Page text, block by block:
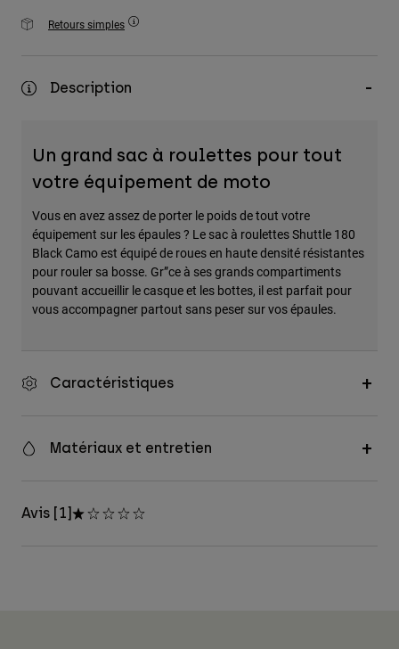
Sacs et sacs à dos
Retours simples
Description
Un grand sac à roulettes pour tout
votre équipement de moto
Vous en avez assez de porter le poids de tout votre
équipement sur les épaules ? Le sac à roulettes Shuttle 180
Black Camo est équipé de roues en haute densité résistantes
pour rouler sa bosse. Gr”ce à ses grands compartiments
pouvant accueillir le casque et les bottes, il est parfait pour
vous accompagner partout sans peser sur vos épaules.
Caractéristiques
Matériaux et entretien
Avis [1]